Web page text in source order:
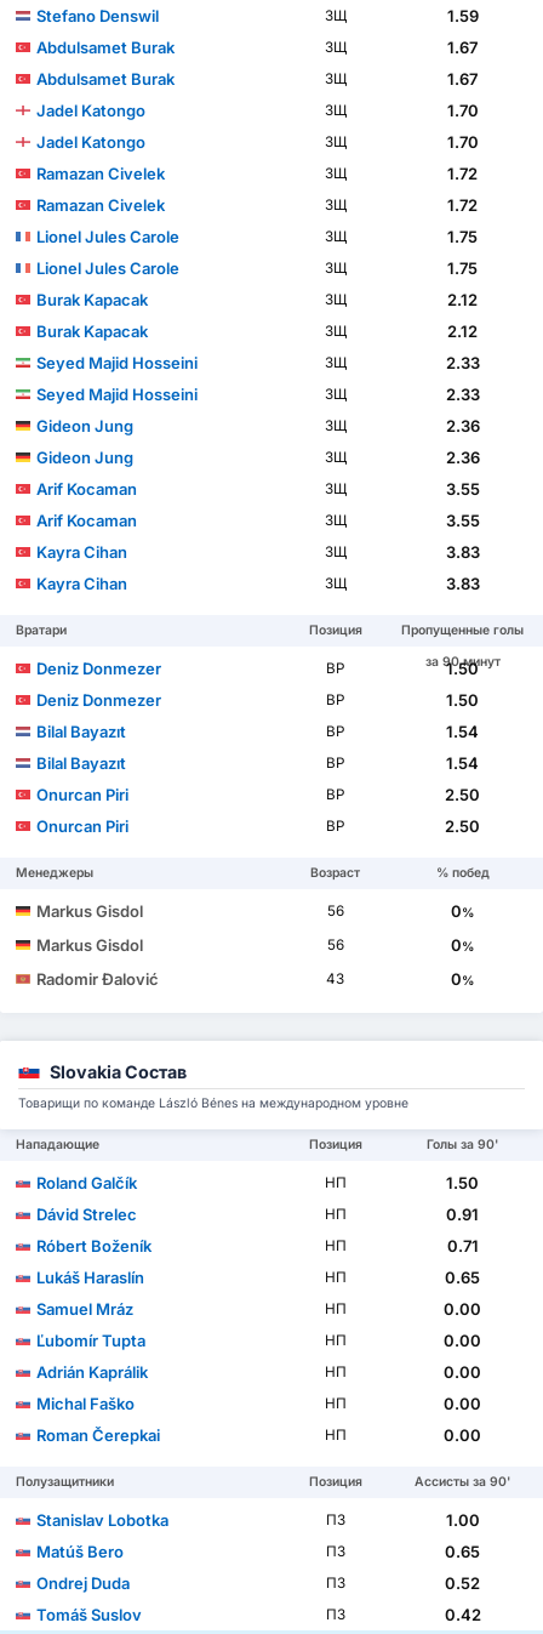
Stefano Denswil ЗЩ
1.59
Abdulsamet Burak
ЗЩ
1.67
Abdulsamet Burak
ЗЩ
1.67
Jadel Katongo
ЗЩ
1.70
Jadel Katongo
ЗЩ
1.70
Ramazan Civelek
ЗЩ
1.72
Ramazan Civelek
ЗЩ
1.72
Lionel Jules Carole
ЗЩ
1.75
Lionel Jules Carole
ЗЩ
1.75
Burak Kapacak
ЗЩ
2.12
Burak Kapacak
ЗЩ
2.12
Seyed Majid Hosseini
ЗЩ
2.33
Seyed Majid Hosseini
ЗЩ
2.33
Gideon Jung
ЗЩ
2.36
Gideon Jung
ЗЩ
2.36
Arif Kocaman
ЗЩ
3.55
Arif Kocaman
ЗЩ
3.55
Kayra Cihan
ЗЩ
3.83
Kayra Cihan
ЗЩ 3.83
Вратари Позиция
Пропущенные голы
за 90 минут
Deniz Donmezer ВР
1.50
Deniz Donmezer
ВР
1.50
Bilal Bayazıt
ВР
1.54
Bilal Bayazıt
ВР
1.54
Onurcan Piri
ВР
2.50
Onurcan Piri
ВР 2.50
Менеджеры Возраст % побед
Markus Gisdol 56 0%
Markus Gisdol 56 0%
Radomir Đalović 43 0%
Slovakia Состав
Товарищи по команде László Bénes на международном уровне
Нападающие Позиция Голы за 90'
Roland Galčík НП
1.50
Dávid Strelec
НП
0.91
Róbert Boženík
НП
0.71
Lukáš Haraslín
НП
0.65
Samuel Mráz
НП
0.00
Ľubomír Tupta
НП
0.00
Adrián Kaprálik
НП
0.00
Michal Faško
НП
0.00
Roman Čerepkai
НП 0.00
Полузащитники Позиция Ассисты за 90'
Stanislav Lobotka ПЗ
1.00
Matúš Bero
ПЗ
0.65
Ondrej Duda
ПЗ
0.52
Tomáš Suslov
ПЗ
0.42